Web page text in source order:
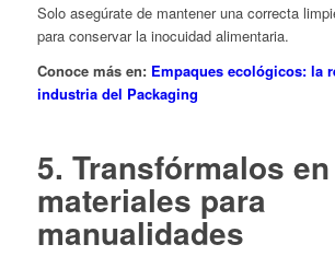
Solo asegúrate de mantener una correcta
para conservar la inocuidad alimentaria.
Conoce más en: Empaques ecológicos: la
industria del Packaging
5. Transfórmalos en
materiales para
manualidades